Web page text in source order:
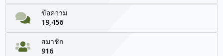
ข้อความ
19,456
สมาชิก
916